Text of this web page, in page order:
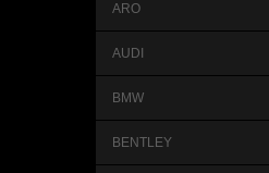
ARO
AUDI
BMW
BENTLEY